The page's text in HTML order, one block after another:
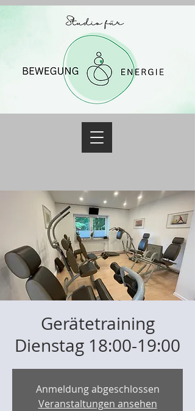
Gerätetraining
Dienstag 18:00-19:00
Anmeldung abgeschlossen
Veranstaltungen ansehen